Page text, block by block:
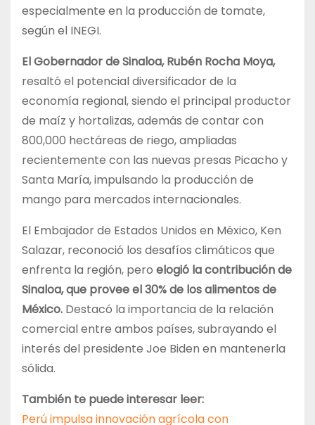
especialmente en la producción de tomate,
según el INEGI.
El Gobernador de Sinaloa, Rubén Rocha Moya,
resaltó el potencial diversificador de la
economía regional, siendo el principal productor
de maíz y hortalizas, además de contar con
800,000 hectáreas de riego, ampliadas
recientemente con las nuevas presas Picacho y
Santa María, impulsando la producción de
mango para mercados internacionales.
El Embajador de Estados Unidos en México, Ken
Salazar, reconoció los desafíos climáticos que
enfrenta la región, pero elogió la contribución de
Sinaloa, que provee el 30% de los alimentos de
México. Destacó la importancia de la relación
comercial entre ambos países, subrayando el
interés del presidente Joe Biden en mantenerla
sólida.
También te puede interesar leer:
Perú impulsa innovación agrícola con